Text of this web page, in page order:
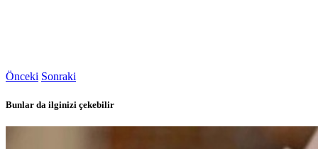
Önceki Sonraki
Bunlar da ilginizi çekebilir